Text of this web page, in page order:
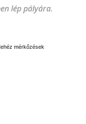
lép pályára.